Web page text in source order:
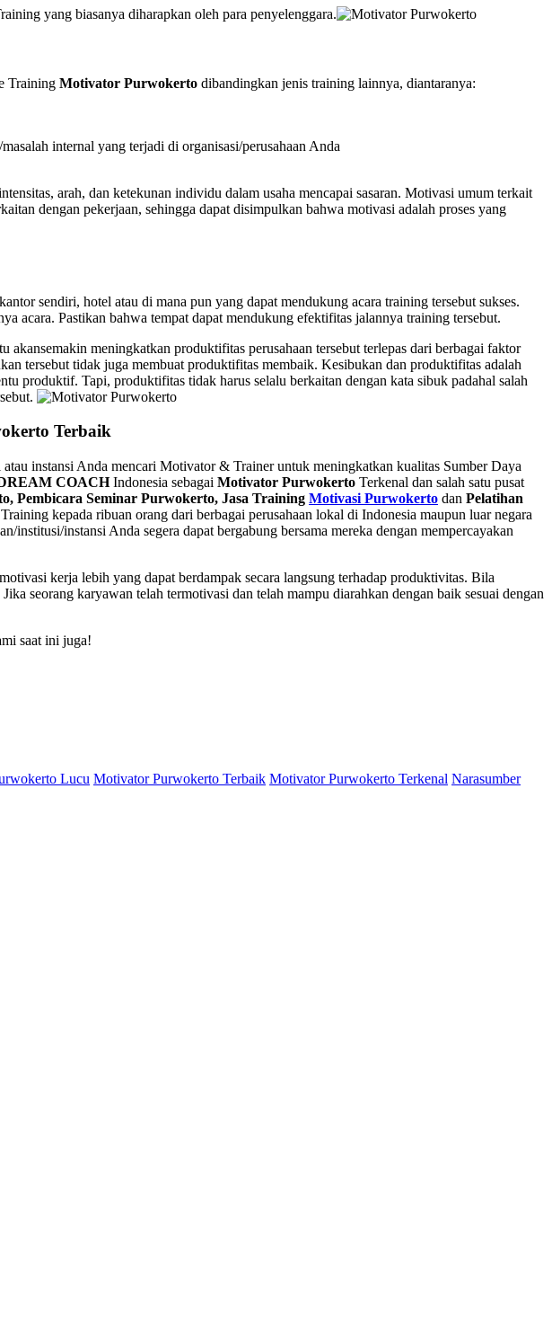
yang biasanya diharapkan oleh para penyelenggara.
Training Motivator Purwokerto dibandingkan jenis training lainnya, diantaranya:
internal yang terjadi di organisasi/perusahaan Anda
arah, dan ketekunan individu dalam usaha mencapai sasaran. Motivasi umum terkait
dengan pekerjaan, sehingga dapat disimpulkan bahwa motivasi adalah proses yang
sendiri, hotel atau di mana pun yang dapat mendukung acara training tersebut sukses.
acara. Pastikan bahwa tempat dapat mendukung efektifitas jalannya training tersebut.
meningkatkan produktifitas perusahaan tersebut terlepas dari berbagai faktor
tersebut tidak juga membuat produktifitas membaik. Kesibukan dan produktifitas adalah
produktif. Tapi, produktifitas tidak harus selalu berkaitan dengan kata sibuk padahal salah
Terbaik
instansi Anda mencari Motivator & Trainer untuk meningkatkan kualitas Sumber Daya
COACHIndonesia sebagai Motivator Purwokerto Terkenal dan salah satu pusat
Pembicara Seminar Purwokerto, Jasa Training Motivasi Purwokerto dan Pelatihan
kepada ribuan orang dari berbagai perusahaan lokal di Indonesia maupun luar negara
instansi Anda segera dapat bergabung bersama mereka dengan mempercayakan
kerja lebih yang dapat berdampak secara langsung terhadap produktivitas. Bila
seorang karyawan telah termotivasi dan telah mampu diarahkan dengan baik sesuai dengan
saat ini juga!
Lucu Motivator Purwokerto Terbaik Motivator Purwokerto Terkenal Narasumber